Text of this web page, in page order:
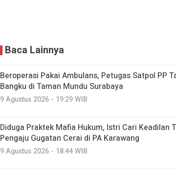
Baca Lainnya
Beroperasi Pakai Ambulans, Petugas Satpol PP
Bangku di Taman Mundu Surabaya
9 Agustus 2026 - 19:29 WIB
Diduga Praktek Mafia Hukum, Istri Cari Keadilan
Pengaju Gugatan Cerai di PA Karawang
9 Agustus 2026 - 18:44 WIB